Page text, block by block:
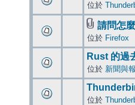
位於
請問怎
位於 Firefox
Rust 的過
位於 新聞與
位於